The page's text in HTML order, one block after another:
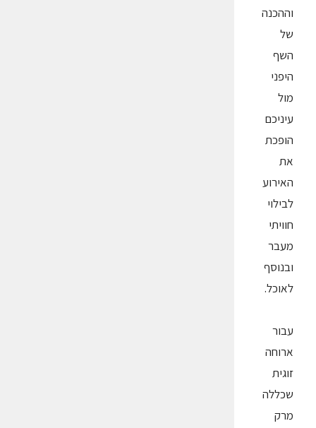
וההכנה
של
השף
היפני
מול
עיניכם
הופכת
את
האירוע
לבילוי
חוויתי
מעבר
ובנוסף
לאוכל.
עבור
ארוחה
זוגית
שכללה
מרק